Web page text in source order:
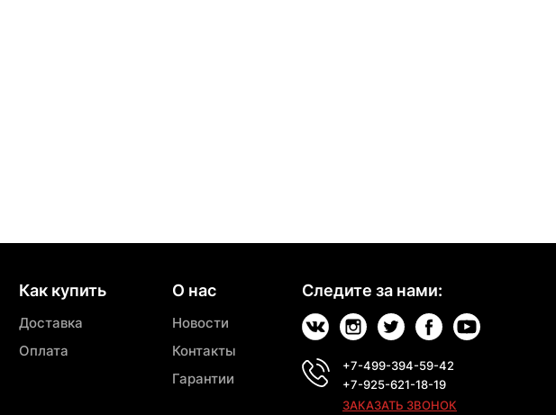
Как купить
Доставка
Оплата
О нас
Новости
Контакты
Гарантии
Следите за нами:
+7-499-394-59-42
+7-925-621-18-19
ЗАКАЗАТЬ ЗВОНОК